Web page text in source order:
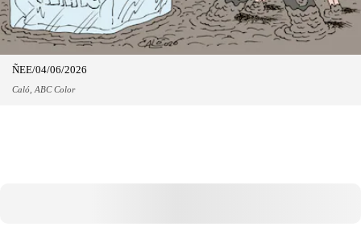
ÑEE/04/06/2026
Caló, ABC Color